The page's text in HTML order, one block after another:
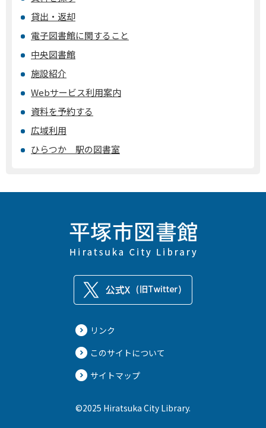
貸出・返却
電子図書館に関すること
中央図書館
施設紹介
Webサービス利用案内
資料を予約する
広域利用
ひらつか 駅の図書室
リンク
このサイトについて
サイトマップ
©2025 Hiratsuka City Library.